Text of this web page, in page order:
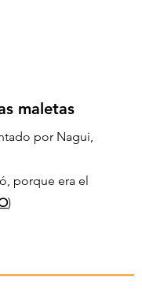
maletas
por Nagui,
porque era el
)